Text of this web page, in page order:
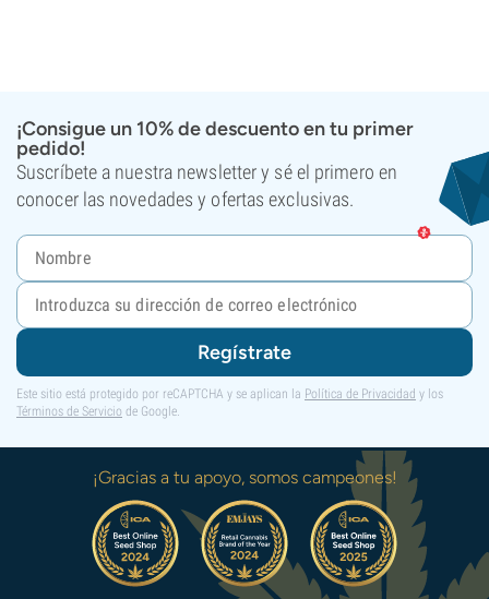
¡Consigue un 10% de descuento en tu primer
pedido!
Suscríbete a nuestra newsletter y sé el primero en
conocer las novedades y ofertas exclusivas.
Regístrate
Este sitio está protegido por reCAPTCHA y se aplican la Política de Privacidad y los
Términos de Servicio de Google.
¡Gracias a tu apoyo, somos campeones!